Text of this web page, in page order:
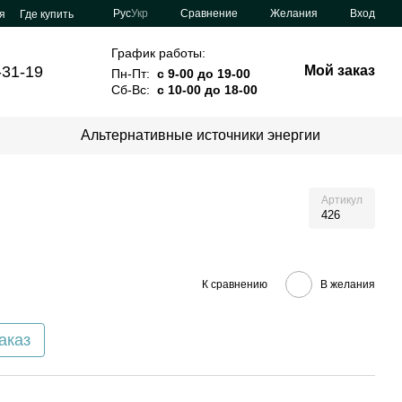
Где купить РусУкр Сравнение Желания Вход
19
График работы:
Пн-Пт: с 9-00 до 19-00
Сб-Вс: с 10-00 до 18-00
Мой заказ
Альтернативные источники энергии
Артикул
426
К сравнению В желания